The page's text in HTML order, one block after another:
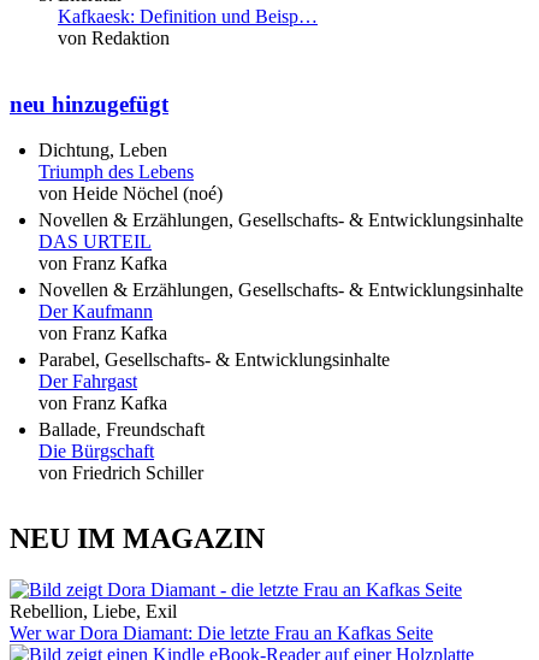
Kafkaesk: Definition und Beisp…
von Redaktion
neu hinzugefügt
Dichtung, Leben
Triumph des Lebens
von Heide Nöchel (noé)
Novellen & Erzählungen, Gesellschafts- & Entwicklungsinhalte
DAS URTEIL
von Franz Kafka
Novellen & Erzählungen, Gesellschafts- & Entwicklungsinhalte
Der Kaufmann
von Franz Kafka
Parabel, Gesellschafts- & Entwicklungsinhalte
Der Fahrgast
von Franz Kafka
Ballade, Freundschaft
Die Bürgschaft
von Friedrich Schiller
NEU IM MAGAZIN
Rebellion, Liebe, Exil
Wer war Dora Diamant: Die letzte Frau an Kafkas Seite